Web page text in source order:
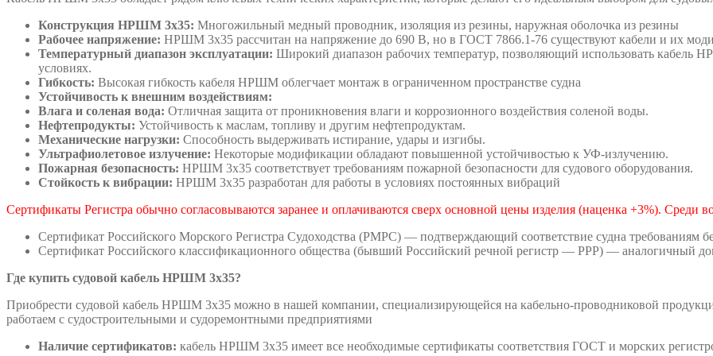
Конструкция НРШМ 3х35: Многожильный медный проводник, изоляция из резины, наружная оболочка из резины
Рабочее напряжение: НРШМ 3х35 рассчитан на напряжение до 690 В, но в ГОСТ 7866.1-76 существуют кабели и их
Температурный диапазон эксплуатации: Широкий диапазон рабочих температур, позволяющий использовать кабель
условиях.
Гибкость: Высокая гибкость кабеля НРШМ облегчает монтаж в ограниченном пространстве судна
Устойчивость к внешним воздействиям:
Влага и соленая вода: Отличная защита от проникновения влаги и коррозионного воздействия соленой воды.
Нефтепродукты: Устойчивость к маслам, топливу и другим нефтепродуктам.
Механические нагрузки: Способность выдерживать истирание, удары и изгибы.
Ультрафиолетовое излучение: Некоторые модификации обладают повышенной устойчивостью к УФ-излучению.
Пожарная безопасность: НРШМ 3х35 соответствует требованиям пожарной безопасности для судового оборудования.
Стойкость к вибрации: НРШМ 3х35 разработан для работы в условиях постоянных вибраций
Сертификаты Регистра обычно согласовываются заранее и оплачиваются сверх основной цены изделия (наценка +3%). Среди
Сертификат Российского Морского Регистра Судоходства (РМРС) — подтверждающий соответствие судна требованиям
Сертификат Российского классификационного общества (бывший Российский речной регистр — РРР) — аналогичный
Где купить судовой кабель НРШМ 3х35?
Приобрести судовой кабель НРШМ 3х35 можно в нашей компании, специализирующейся на кабельно-проводниковой
работаем с судостроительными и судоремонтными предприятиями
Наличие сертификатов: кабель НРШМ 3х35 имеет все необходимые сертификаты соответствия ГОСТ и морских